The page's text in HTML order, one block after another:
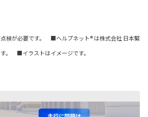
点検が必要です。 ■ヘルプネット® は株式会社 日本緊
。 ■イラストはイメージです。